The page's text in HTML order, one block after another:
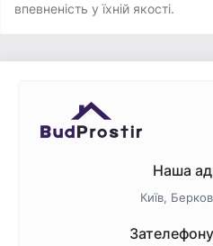
впевненість у їхній якості.
Наша
Київ,